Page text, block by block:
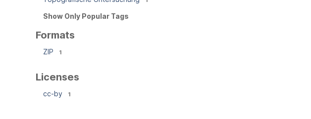
Show Only Popular Tags
Formats
ZIP 1
Licenses
cc-by 1